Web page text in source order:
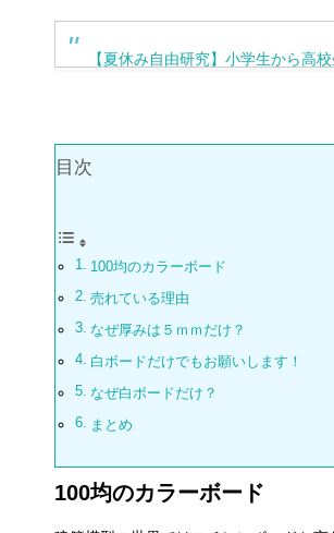
【夏休み自由研究】小学生から高
目次
100均のカラーボード
売れている理由
なぜ厚みは５ｍｍだけ？
白ボードだけでもお願いします！
なぜ白ボードだけ？
まとめ
100均のカラーボード